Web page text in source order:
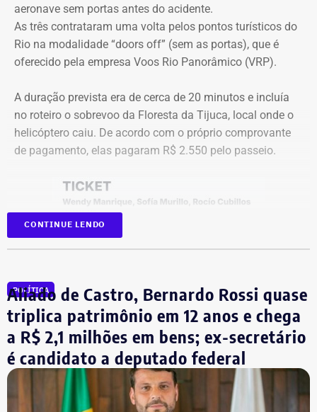
de ideias e para que os eleitores conheçam as propostas
dos candidatos. A mediação será da jornalista Adriana
Araújo.
Como vai ser o debate
O formato do debate consiste em três blocos de
perguntas e respostas, confrontos diretos entre os
participantes e espaço para considerações finais.
A ordem das perguntas será definida por sorteio, e o
mediador apenas fará a condução do debate. Esgotados
os tempos de cada candidato, o áudio do microfone será
Na sequência, haverá novos confrontos diretos com
temas livres, seguindo o mesmo formato de tempo e
controle por cronômetro.
No terceiro e último bloco serão feitas as considerações
finais.
aeronave sem portas antes do acidente.
As três contrataram uma volta pelos pontos turísticos do
Rio na modalidade “doors off” (sem as portas), que é
oferecido pela empresa Voos Rio Panorâmico (VRP).
A duração prevista era de cerca de 20 minutos e incluía
no roteiro o sobrevoo da Floresta da Tijuca, local onde o
helicóptero caiu. De acordo com o próprio comprovante
de pagamento, elas pagaram R$ 2.550 pelo passeio.
Bombeiros encontraram as vítimas
CONTINUE LENDO
POLÍTICA
Aliado de Castro, Bernardo Rossi quase
triplica patrimônio em 12 anos e chega
a R$ 2,1 milhões em bens; ex-secretário
é candidato a deputado federal